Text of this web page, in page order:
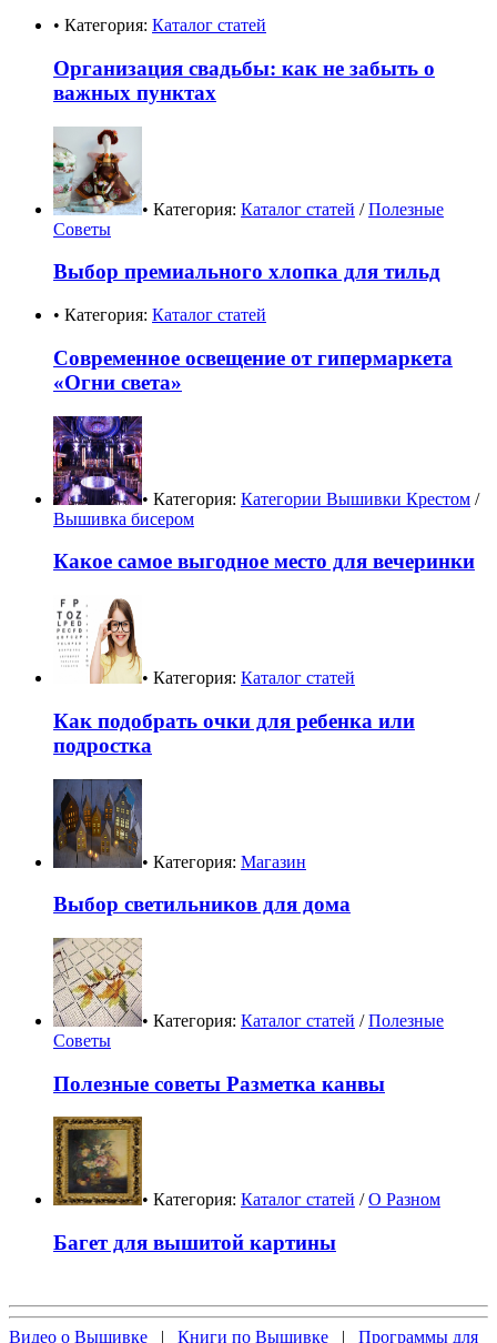
• Категория: Каталог статей
Организация свадьбы: как не забыть о
важных пунктах
• Категория: Каталог статей /Полезные
Советы
Выбор премиального хлопка для тильд
• Категория: Каталог статей
Современное освещение от гипермаркета
«Огни света»
• Категория: Категории Вышивки Крестом /
Вышивка бисером
Какое самое выгодное место для вечеринки
• Категория: Каталог статей
Как подобрать очки для ребенка или
подростка
• Категория: Магазин
Выбор светильников для дома
• Категория: Каталог статей /Полезные
Советы
Полезные советы Разметка канвы
• Категория: Каталог статей /О Разном
Багет для вышитой картины
Видео о Вышивке | Книги по Вышивке | Программы для